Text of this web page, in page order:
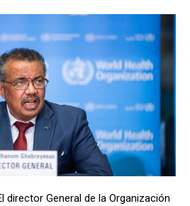
director General de la Organización